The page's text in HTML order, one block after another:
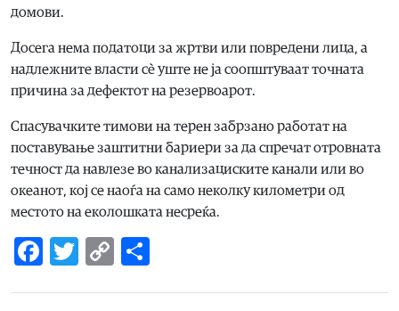
домови.
Досега нема податоци за жртви или повредени лица, а
надлежните власти сè уште не ја соопштуваат точната
причина за дефектот на резервоарот.
Спасувачките тимови на терен забрзано работат на
поставување заштитни бариери за да спречат отровната
течност да навлезе во канализациските канали или во
океанот, кој се наоѓа на само неколку километри од
местото на еколошката несреќа.
Facebook
Twitter
Copy